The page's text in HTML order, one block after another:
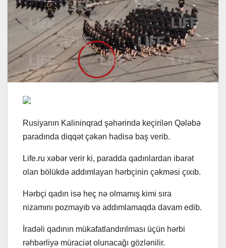
Rusiyanın Kalininqrad şəhərində keçirilən Qələbə
paradında diqqət çəkən hadisə baş verib.
Life.ru xəbər verir ki, paradda qadınlardan ibarət
olan bölükdə addımlayan hərbçinin çəkməsi çıxıb.
Hərbçi qadın isə heç nə olmamış kimi sıra
nizamını pozmayıb və addımlamaqda davam edib.
İradəli qadının mükafatlandırılması üçün hərbi
rəhbərliyə müraciət olunacağı gözlənilir.